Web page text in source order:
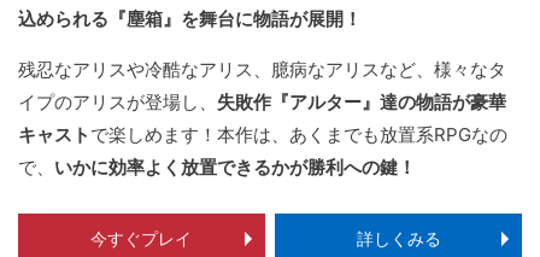
込められる『塵箱』を舞台に物語が展開！
残忍なアリスや冷酷なアリス、臆病なアリスなど、様々なタ
イプのアリスが登場し、 失敗作『アルター』達の物語が豪華
キャスト で楽しめます！本作は、あくまでも放置系RPGなの
で、 いかに効率よく放置できるかが勝利への鍵！
今すぐプレイ 詳しくみる